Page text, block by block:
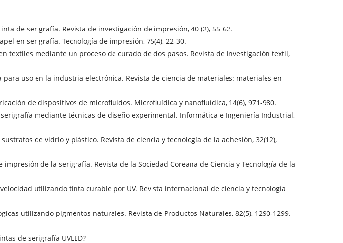
de serigrafía. Revista de investigación de impresión, 40 (2), 55-62.
en serigrafía. Tecnología de impresión, 75(4), 22-30.
textiles mediante un proceso de curado de dos pasos. Revista de investigación textil,
para uso en la industria electrónica. Revista de ciencia de materiales: materiales en
de dispositivos de microfluidos. Microfluídica y nanofluídica, 14(6), 971-980.
mediante técnicas de diseño experimental. Informática e Ingeniería Industrial,
de vidrio y plástico. Revista de ciencia y tecnología de la adhesión, 32(12),
de la serigrafía. Revista de la Sociedad Coreana de Ciencia y Tecnología de la
utilizando tinta curable por UV. Revista internacional de ciencia y tecnología
utilizando pigmentos naturales. Revista de Productos Naturales, 82(5), 1290-1299.
de serigrafía UVLED?